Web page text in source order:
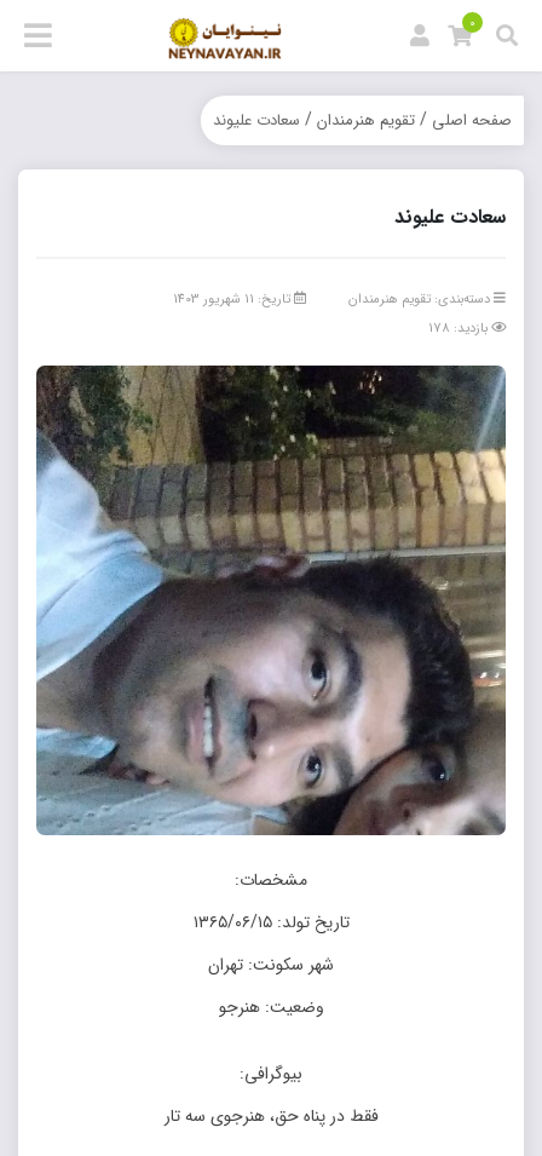
0
صفحه اصلی /تقویم هنرمندان/ سعادت علیوند
سعادت علیوند
دسته‌بندی: تقویم هنرمندان
تاریخ: 11 شهریور 1403
بازدید: 178
مشخصات:
تاریخ تولد: ۱۳۶۵/۰۶/۱۵
شهر سکونت: تهران
وضعیت: هنرجو
بیوگرافی:
فقط در پناه حق، هنرجوی سه تار